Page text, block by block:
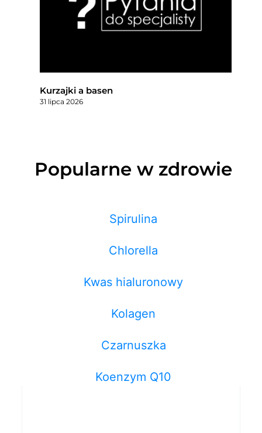
Kurzajki a basen
31 lipca 2026
Popularne w zdrowie
Spirulina
Chlorella
Kwas hialuronowy
Kolagen
Czarnuszka
Koenzym Q10